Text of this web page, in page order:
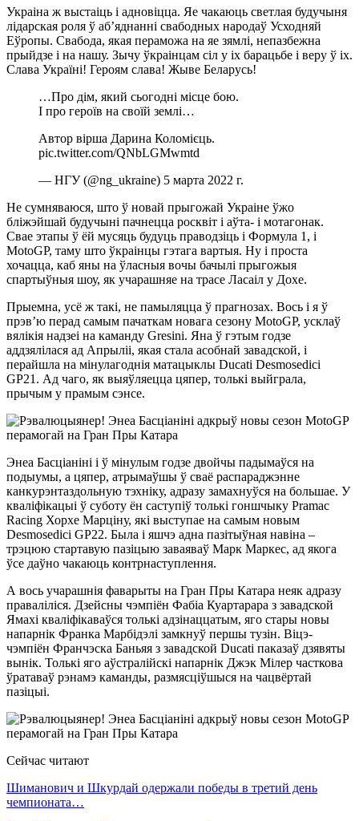
Украіна ж выстаіць і адновіцца. Яе чакаюць светлая будучыня
лідарская роля ў аб’яднанні свабодных народаў Усходняй
Еўропы. Свабода, якая пераможа на яе зямлі, непазбежна
прыйдзе і на нашу. Зычу ўкраінцам сіл у іх барацьбе і веру ў іх.
Слава Україні! Героям слава! Жыве Беларусь!
…Про дім, який сьогодні місце бою.
І про героїв на своїй землі…
Автор вірша Дарина Коломієць.
pic.twitter.com/QNbLGMwmtd
— НГУ (@ng_ukraine) 5 марта 2022 г.
Не сумняваюся, што ў новай прыгожай Украіне ўжо
бліжэйшай будучыні пачнецца росквіт і аўта- і мотагонак.
Свае этапы ў ёй мусяць будуць праводзіць і Формула 1, і
MotoGP, таму што ўкраінцы гэтага вартыя. Ну і проста
хочацца, каб яны на ўласныя вочы бачылі прыгожыя
спартыўныя шоу, як учарашняе на трасе Ласаіл у Дохе.
Прыемна, усё ж такі, не памыляцца ў прагнозах. Вось і я ў
прэв’ю перад самым пачаткам новага сезону MotoGP, усклаў
вялікія надзеі на каманду Gresini. Яна ў гэтым годзе
аддзялілася ад Апрыліі, якая стала асобнай завадской, і
перайшла на мінулагоднія матацыклы Ducati Desmosedici
GP21. Ад чаго, як выяўляецца цяпер, толькі выйграла,
прычым у прамым сэнсе.
Энеа Басціаніні і ў мінулым годзе двойчы падымаўся на
подыумы, а цяпер, атрымаўшы ў сваё распараджэнне
канкурэнтаздольную тэхніку, адразу замахнуўся на большае. У
кваліфікацыі ў суботу ён саступіў толькі гоншчыку Pramac
Racing Хорхе Марціну, які выступае на самым новым
Desmosedici GP22. Была і яшчэ адна пазітыўная навіна –
трэцюю стартавую пазіцыю заваяваў Марк Маркес, ад якога
ўсе даўно чакаюць контрнаступлення.
А вось учарашнія фаварыты на Гран Пры Катара неяк адразу
праваліліся. Дзейсны чэмпіён Фабіа Куартарара з завадской
Ямахі кваліфікаваўся толькі адзінаццатым, яго стары новы
напарнік Франка Марбідэлі замкнуў першы тузін. Віцэ-
чэмпіён Франчэска Баньяя з завадской Ducati паказаў дзявяты
вынік. Толькі яго аўстралійскі напарнік Джэк Мілер часткова
ўратаваў рэнамэ каманды, размясціўшыся на чацвёртай
пазіцыі.
Сейчас читают
Шиманович и Шкурдай одержали победы в третий день
чемпионата…